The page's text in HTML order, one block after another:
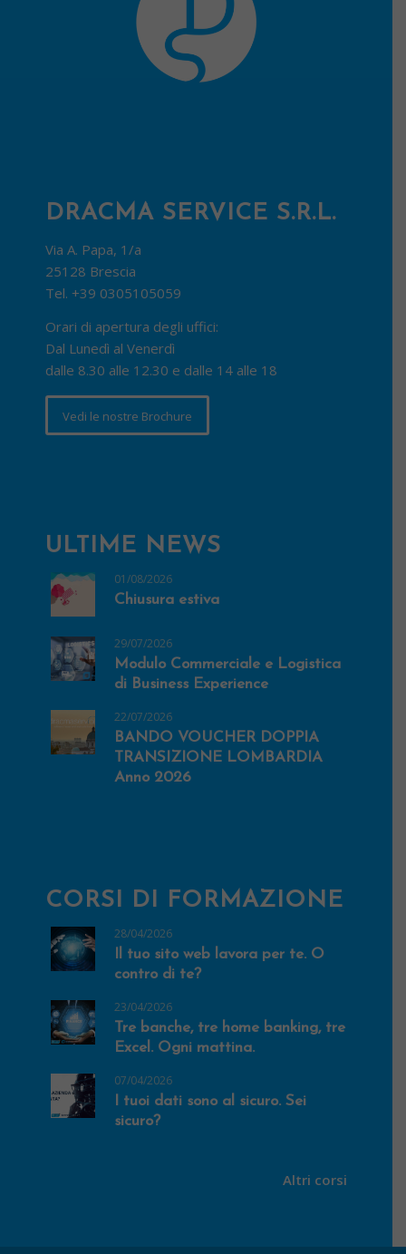
DRACMA SERVICE S.R.L.
Via A. Papa, 1/a
25128 Brescia
Tel. +39 0305105059
Orari di apertura degli uffici:
Dal Lunedì al Venerdì
dalle 8.30 alle 12.30 e dalle 14 alle 18
Vedi le nostre Brochure
ULTIME NEWS
01/08/2026
Chiusura estiva
29/07/2026
Modulo Commerciale e Logistica
di Business Experience
22/07/2026
BANDO VOUCHER DOPPIA
TRANSIZIONE LOMBARDIA
Anno 2026
CORSI DI FORMAZIONE
28/04/2026
Il tuo sito web lavora per te. O
contro di te?
23/04/2026
Tre banche, tre home banking, tre
Excel. Ogni mattina.
07/04/2026
I tuoi dati sono al sicuro. Sei
sicuro?
Altri corsi